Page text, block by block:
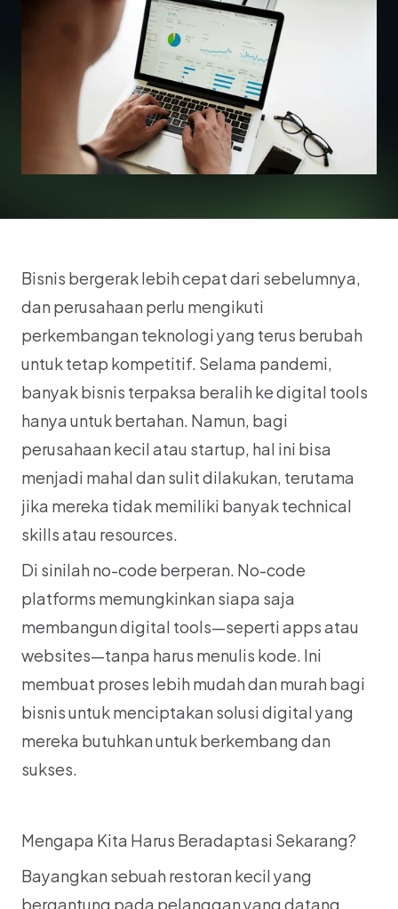
Bisnis bergerak lebih cepat dari sebelumnya,
dan perusahaan perlu mengikuti
perkembangan teknologi yang terus berubah
untuk tetap kompetitif. Selama pandemi,
banyak bisnis terpaksa beralih ke digital tools
hanya untuk bertahan. Namun, bagi
perusahaan kecil atau startup, hal ini bisa
menjadi mahal dan sulit dilakukan, terutama
jika mereka tidak memiliki banyak technical
skills atau resources.
Di sinilah no-code berperan. No-code
platforms memungkinkan siapa saja
membangun digital tools—seperti apps atau
websites—tanpa harus menulis kode. Ini
membuat proses lebih mudah dan murah bagi
bisnis untuk menciptakan solusi digital yang
mereka butuhkan untuk berkembang dan
sukses.
Mengapa Kita Harus Beradaptasi Sekarang?
Bayangkan sebuah restoran kecil yang
bergantung pada pelanggan yang datang